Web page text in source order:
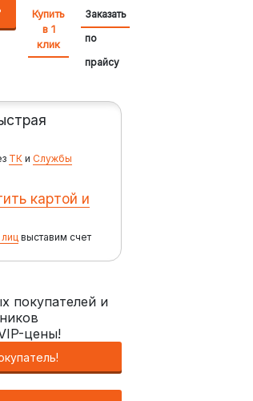
Купить
в 1
клик
Заказать
по
прайсу
ТКи Службы
картой и
выставим счет
покупателей и
цены!